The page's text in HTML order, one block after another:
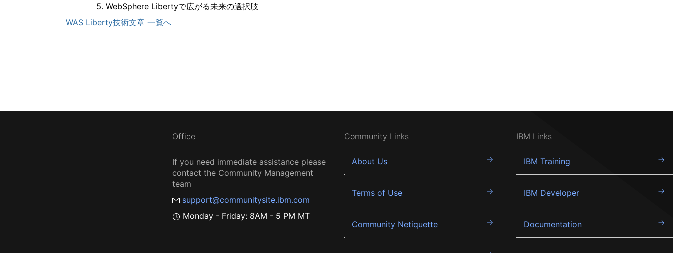
WebSphere Libertyで広がる未来の選択肢
WAS Liberty技術文章 一覧へ
Office
If you need immediate assistance please
contact the Community Management
team
support@communitysite.ibm.com
Monday - Friday: 8AM - 5 PM MT
Community Links
About Us
Terms of Use
Community Netiquette
IBM Links
IBM Training
IBM Developer
Documentation